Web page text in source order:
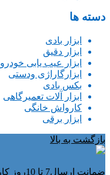
دسته ها
ابزار بادی
ابزار دقیق
ابزار عیب یابی خودرو
ابزارگاراژی ودستی
بکس بادی
ابزار آلات تعمیرگاهی
کارواش خانگی
ابزار برقی
بازگشت به بالا
ضمانت ارسال7 تا 10روز کاری